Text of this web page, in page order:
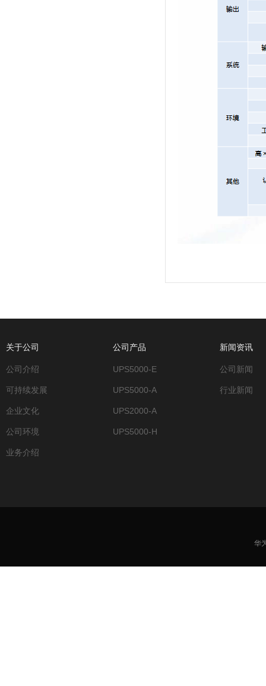
关于公司
公司介绍
可持续发展
企业文化
公司环境
业务介绍
公司产品
UPS5000-E
UPS5000-A
UPS2000-A
UPS5000-H
新闻资讯
公司新闻
行业新闻
华